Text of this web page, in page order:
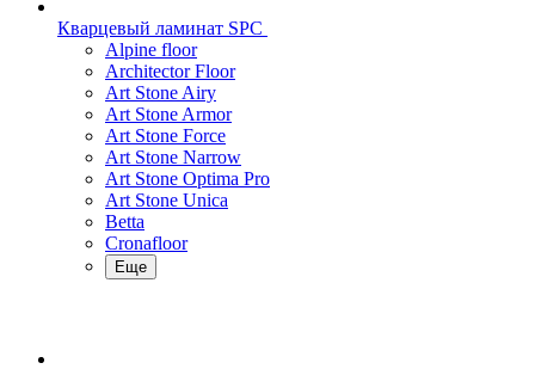
Кварцевый ламинат SPC
Alpine floor
Architector Floor
Art Stone Airy
Art Stone Armor
Art Stone Force
Art Stone Narrow
Art Stone Optima Pro
Art Stone Unica
Betta
Cronafloor
Еще